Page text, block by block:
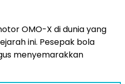
OMO-X di dunia yang
ini. Pesepak bola
menyemarakkan